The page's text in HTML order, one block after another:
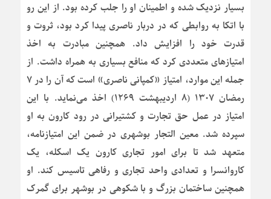
بسیار نزدیک شده و اطمینان او را جلب کرده بود. از این رو
با اتکا به روابطی که در دربار ناصری پیدا کرد بود، ثروت و
قدرت خود را افزایش داد. همچنین مبادرت به اخذ
امتیازهای متعددی کرد که منافع بسیاری به همراه داشت. از
جمله این موارد، امتیاز «کمپانی ناصری» است که آن را در ۷
رمضان ۱۳۰۷ (۸ اردیبهشت ۱۲۶۹) اخذ می‌نماید. با این
امتیاز در عمل حق تجارت و کشتیرانی در رود کارون به او
سپرده شد. معین التجار بوشهری در ضمن این امتیازنامه،
متعهد شد تا برای امور تجاری کارون یک اسکله، یک
کاروانسرا و تعدادی واحد تجاری و رفاهی تاسیس کند. او
همچنین ساختمان بزرگ و با شکوهی در بوشهر برای گمرک